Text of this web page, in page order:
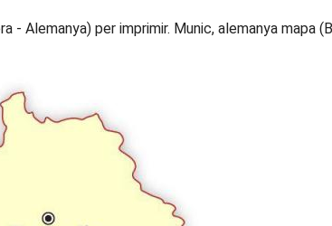
- Alemanya) per imprimir. Munic, alemanya mapa